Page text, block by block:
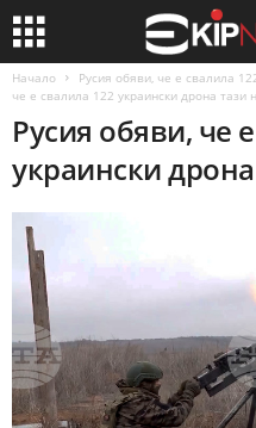
Начало Русия обяви, че е свалила
че е свалила 122 украински дрона тази
Русия обяви, че
украински